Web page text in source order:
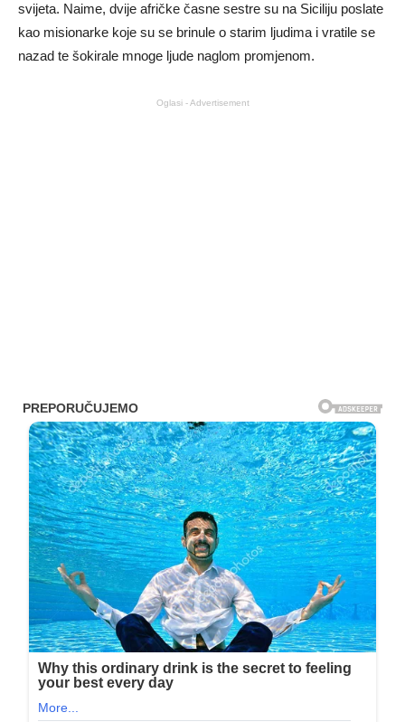
svijeta. Naime, dvije afričke časne sestre su na Siciliju poslate
kao misionarke koje su se brinule o starim ljudima i vratile se
nazad te šokirale mnoge ljude naglom promjenom.
Oglasi - Advertisement